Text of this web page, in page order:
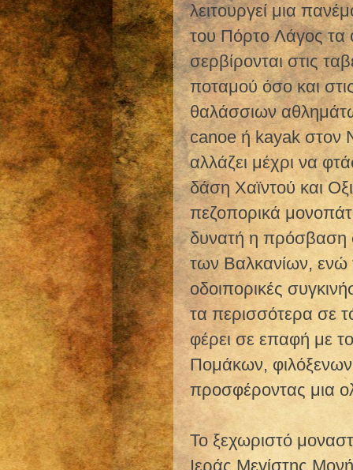
λειτουργεί μια
του Πόρτο Λάγος τα
σερβίρονται στις
ποταμού όσο και
θαλάσσιων
canoe ή kayak στον
αλλάζει μέχρι να
δάση Χαϊντού και
πεζοπορικά
δυνατή η πρόσβαση
των Βαλκανίων, ενώ
οδοιπορικές
τα περισσότερα σε
φέρει σε επαφή με
Πομάκων,
προσφέροντας μια
Το ξεχωριστό
Ιεράς Μεγίστης